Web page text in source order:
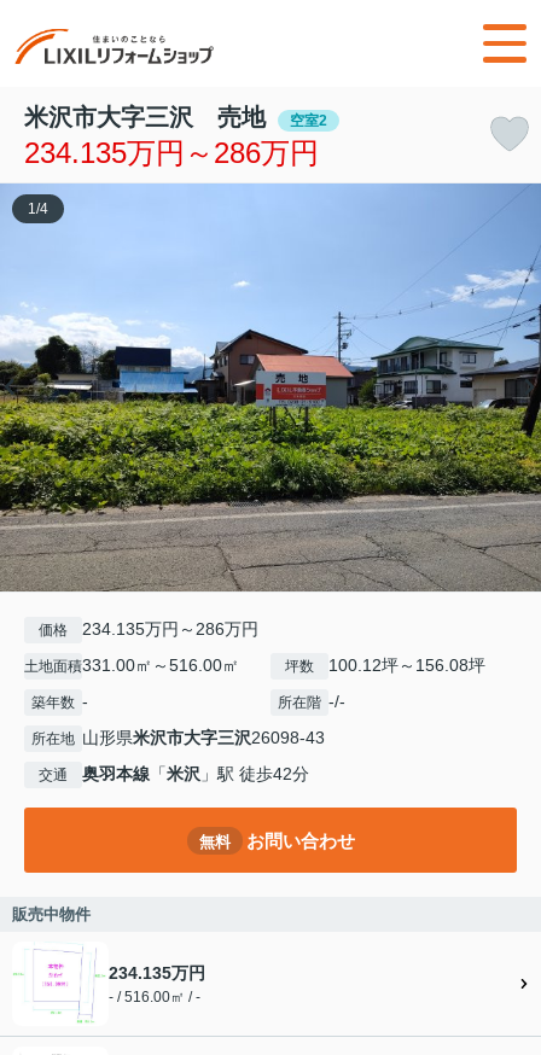
米沢市大字三沢 売地 空室2
234.135万円～286万円
1 /4
価格 234.135万円～286万円
土地面積331.00㎡～516.00㎡ 坪数 100.12坪～156.08坪
築年数 - 所在階 -/-
所在地 山形県米沢市大字三沢26098-43
交通 奥羽本線 「米沢 」駅 徒歩42分
無料 お問い合わせ
販売中物件
234.135万円
- / 516.00㎡ / -